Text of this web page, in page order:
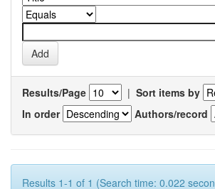
Results/Page | Sort items by
In order
Authors/record
Results 1-1 of 1 (Search time: 0.022